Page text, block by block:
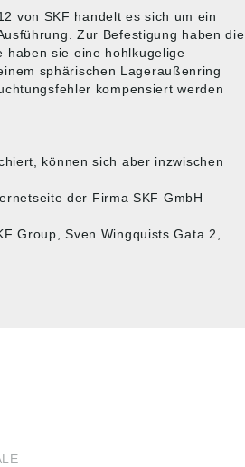
von SKF handelt es sich um ein
Zur Befestigung haben die
haben sie eine hohlkugelige
sphärischen Lageraußenring
kompensiert werden
können sich aber inzwischen
der Firma SKF GmbH
Group, Sven Wingquists Gata 2,